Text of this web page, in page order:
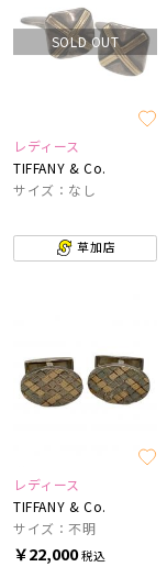
SOLD OUT
レディース
TIFFANY & Co.
サイズ：なし
草加店
レディース
TIFFANY & Co.
サイズ：不明
￥22,000税込